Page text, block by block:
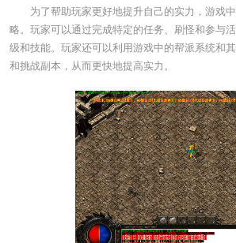
为了帮助玩家更好地提升自己的实力，游戏
略。玩家可以通过完成特定的任务、刷怪和参与
级和技能。玩家还可以利用游戏中的帮派系统和
和挑战副本，从而更快地提高实力。